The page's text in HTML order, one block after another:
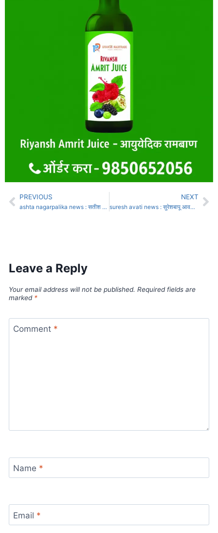
PREVIOUS
ashta nagarpalika news : सतीश माळींचा विकास विचार, आष्ट्यात प्रभाग 8 मधून उठणार नवा झंकार
NEXT
suresh avati news : सुरेशबापू आवटी यांनी केला जनसंघर्ष विकास आघाडी राजकीय पक्षाचा नोंदणी अर्ज
Leave a Reply
Your email address will not be published. Required fields are
marked *
Comment *
Name *
Email *